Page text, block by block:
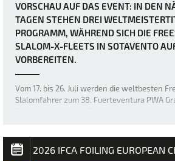
VORSCHAU AUF DAS EVENT: IN DEN
TAGEN STEHEN DREI
PROGRAMM, WÄHREND SICH DIE
SLALOM-X-FLEETS IN SOTAVENTO
VORBEREITEN.
Vom 17. bis 26. Juli werden die weltbesten
Slalomfahrer zum 38. Fuerteventura PWA
Frauen sowie die Weltmeistertitel i…
2026 IFCA FOILING EUROPEAN